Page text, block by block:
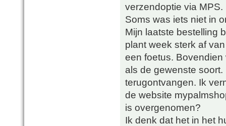
verzendoptie via MPS.
Soms was iets niet in
Mijn laatste bestelling
plant week sterk af
een foetus.
als de gewenste
terugontvangen. Ik
de website
is overgenomen?
Ik denk dat het in het